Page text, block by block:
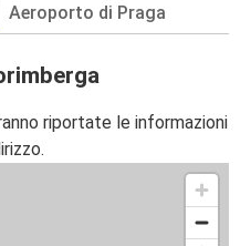
Aeroporto di Praga
riportate le informazioni